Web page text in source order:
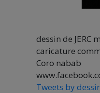
dessin de JERC
caricature
Coro nabab
Tweets by